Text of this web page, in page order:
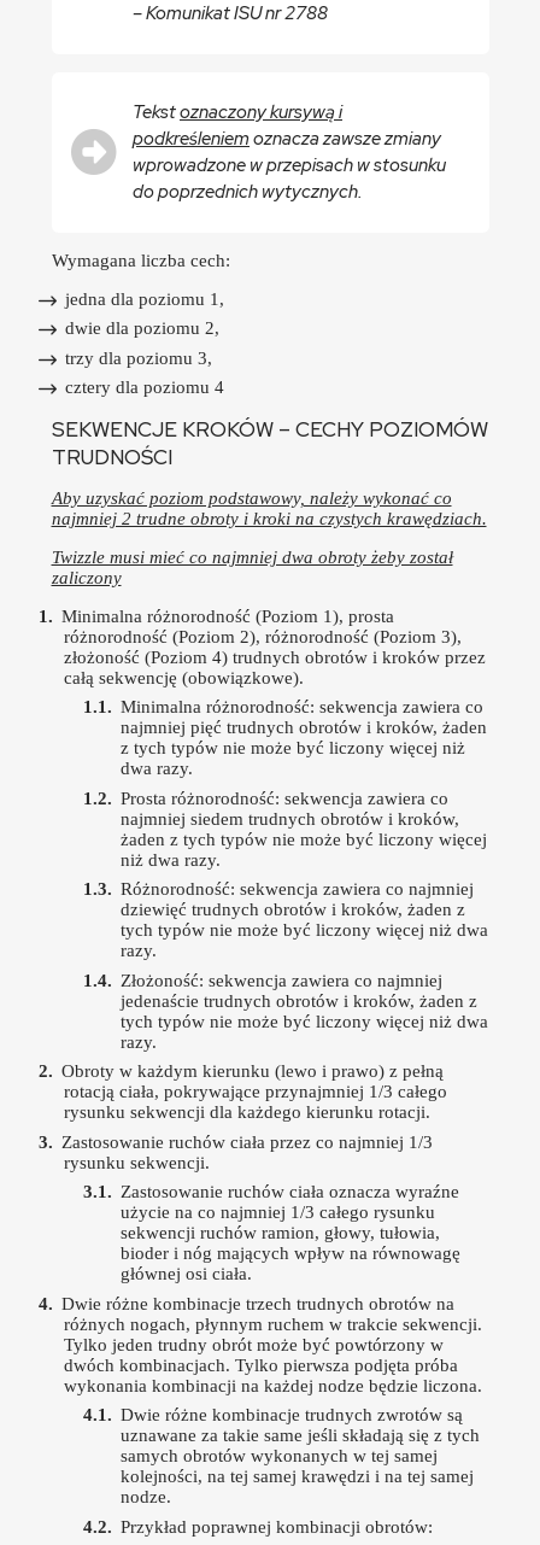
–Komunikat ISU nr 2788
Tekstoznaczony kursywą i
podkreśleniemoznacza zawsze zmiany
wprowadzone w przepisach w stosunku
do poprzednich wytycznych.
Wymagana liczba cech:
jedna dla poziomu 1,
dwie dla poziomu 2,
trzy dla poziomu 3,
cztery dla poziomu 4
SEKWENCJE KROKÓW – CECHY POZIOMÓW
TRUDNOŚCI
Aby uzyskać poziom podstawowy, należy wykonać co
najmniej 2 trudne obroty i kroki na czystych krawędziach.
Twizzle musi mieć co najmniej dwa obroty żeby został
zaliczony
Minimalna różnorodność (Poziom 1), prosta
różnorodność (Poziom 2), różnorodność (Poziom 3),
złożoność (Poziom 4) trudnych obrotów i kroków przez
całą sekwencję (obowiązkowe).
Minimalna różnorodność: sekwencja zawiera co
najmniej pięć trudnych obrotów i kroków, żaden
z tych typów nie może być liczony więcej niż
dwa razy.
Prosta różnorodność: sekwencja zawiera co
najmniej siedem trudnych obrotów i kroków,
żaden z tych typów nie może być liczony więcej
niż dwa razy.
Różnorodność: sekwencja zawiera co najmniej
dziewięć trudnych obrotów i kroków, żaden z
tych typów nie może być liczony więcej niż dwa
razy.
Złożoność: sekwencja zawiera co najmniej
jedenaście trudnych obrotów i kroków, żaden z
tych typów nie może być liczony więcej niż dwa
razy.
Obroty w każdym kierunku (lewo i prawo) z pełną
rotacją ciała, pokrywające przynajmniej 1/3 całego
rysunku sekwencji dla każdego kierunku rotacji.
Zastosowanie ruchów ciała przez co najmniej 1/3
rysunku sekwencji.
Zastosowanie ruchów ciała oznacza wyraźne
użycie na co najmniej 1/3 całego rysunku
sekwencji ruchów ramion, głowy, tułowia,
bioder i nóg mających wpływ na równowagę
głównej osi ciała.
Dwie różne kombinacje trzech trudnych obrotów na
różnych nogach, płynnym ruchem w trakcie sekwencji.
Tylko jeden trudny obrót może być powtórzony w
dwóch kombinacjach. Tylko pierwsza podjęta próba
wykonania kombinacji na każdej nodze będzie liczona.
Dwie różne kombinacje trudnych zwrotów są
uznawane za takie same jeśli składają się z tych
samych obrotów wykonanych w tej samej
kolejności, na tej samej krawędzi i na tej samej
nodze.
Przykład poprawnej kombinacji obrotów: